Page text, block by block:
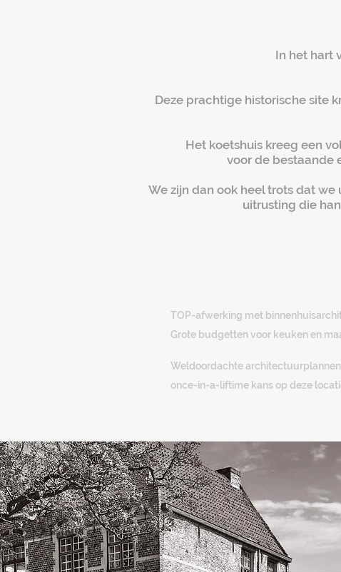
In het hart
Deze prachtige historische site
Het koetshuis kreeg een
voor de bestaande
We zijn dan ook heel trots dat
uitrusting die
TOP-afwerking met
Grote budgetten voor keuken en
Weldoordachte architectuurplannen
once-in-a-liftime kans op deze